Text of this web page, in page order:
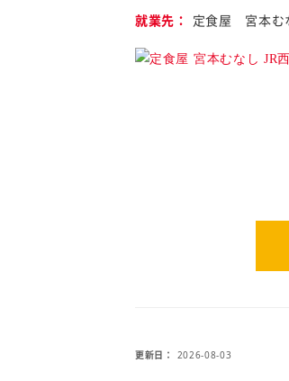
就業先 定食屋 宮本む
更新日 2026-08-03